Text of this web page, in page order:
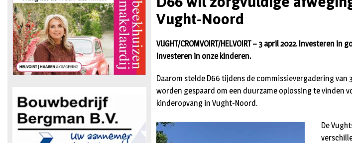
Vught-Noord
VUGHT/CROMVOIRT/HELVOIRT – 3 april 2022. Investeren
investeren in onze kinderen.
Daarom stelde D66 tijdens de commissievergadering
worden gespaard om een duurzame oplossing te vinden
kinderopvang in Vught-Noord.
De